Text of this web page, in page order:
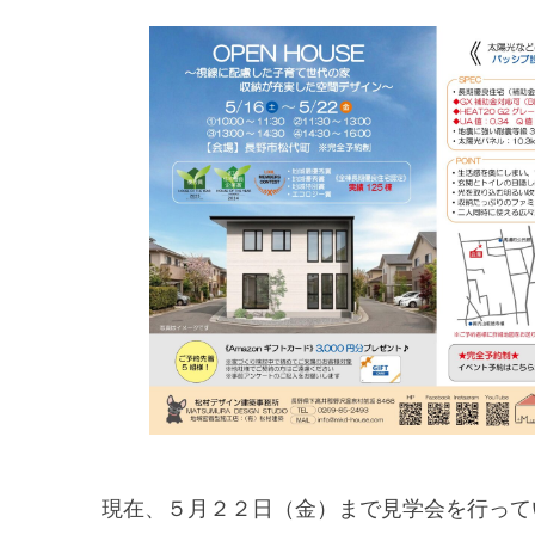
現在、５月２２日（金）まで見学会を行っ